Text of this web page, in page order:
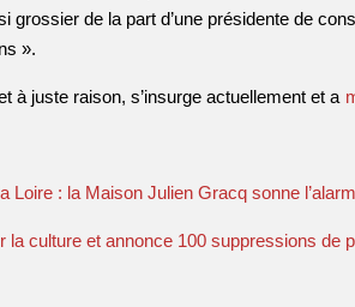
grossier de la part d’une présidente de
».
à juste raison, s’insurge actuellement et a
Loire : la Maison Julien Gracq sonne
culture et annonce 100 suppressions de